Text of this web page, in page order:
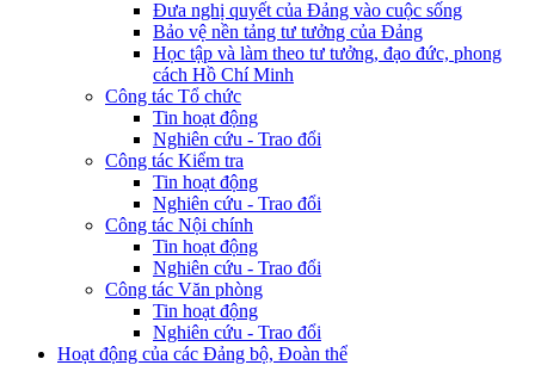
Đưa nghị quyết của Đảng vào cuộc sống
Bảo vệ nền tảng tư tưởng của Đảng
Học tập và làm theo tư tưởng, đạo đức, phong
cách Hồ Chí Minh
Công tác Tổ chức
Tin hoạt động
Nghiên cứu - Trao đổi
Công tác Kiểm tra
Tin hoạt động
Nghiên cứu - Trao đổi
Công tác Nội chính
Tin hoạt động
Nghiên cứu - Trao đổi
Công tác Văn phòng
Tin hoạt động
Nghiên cứu - Trao đổi
Hoạt động của các Đảng bộ, Đoàn thể